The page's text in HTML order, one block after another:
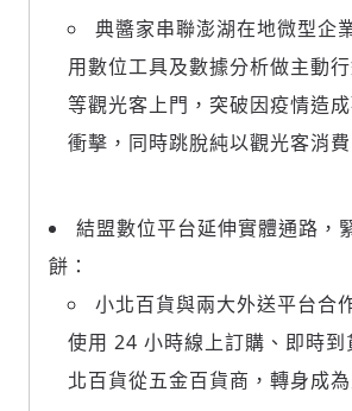
登入或註冊
輸入 Email 驗證碼
典醬家串聯澎湖在地微型企
用數位工具及數據分析做主動
等觀光客上門，突破因疫情造
衝擊，同時跳脫純以觀光客消
結盟數位平台延伸實體通路，
餅：
小北百貨與兩大外送平台合
使用 24 小時線上訂購、即時
北百貨從五金百貨商，轉身成